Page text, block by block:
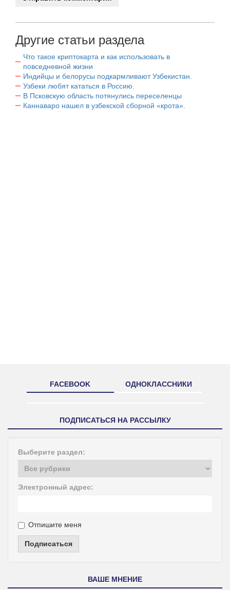
Другие статьи раздела
Что такое криптокарта и как использовать в
повседневной жизни
Индийцы и белорусы подкармливают Узбекистан.
Узбеки любят кататься в Россию.
В Псковскую область потянулись переселенцы
Каннаваро нашел в узбекской сборной «крота».
FACEBOOK ОДНОКЛАССНИКИ
ПОДПИСАТЬСЯ НА РАССЫЛКУ
Выберите раздел:
Электронный адрес:
Отпишите меня
Подписаться
ВАШЕ МНЕНИЕ